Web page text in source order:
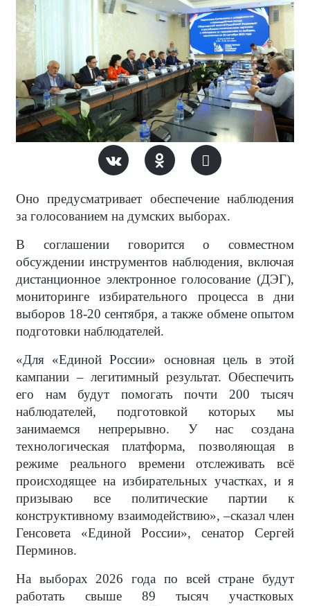
Оно предусматривает обеспечение наблюдения
за голосованием на думских выборах.
В соглашении говорится о совместном
обсуждении инструментов наблюдения, включая
дистанционное электронное голосование (ДЭГ),
мониторинге избирательного процесса в дни
выборов 18-20 сентября, а также обмене опытом
подготовки наблюдателей.
«Для «Единой России» основная цель в этой
кампании – легитимный результат. Обеспечить
его нам будут помогать почти 200 тысяч
наблюдателей, подготовкой которых мы
занимаемся непрерывно. У нас создана
технологическая платформа, позволяющая в
режиме реального времени отслеживать всё
происходящее на избирательных участках, и я
призываю все политические партии к
конструктивному взаимодействию», –сказал член
Генсовета «Единой России», сенатор Сергей
Перминов.
На выборах 2026 года по всей стране будут
работать свыше 89 тысяч участковых